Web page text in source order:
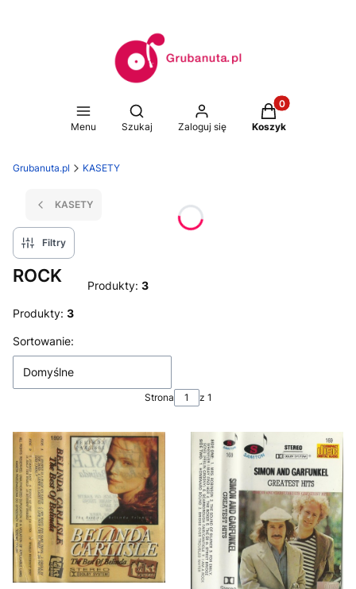
Menu
Otwórz wyszukiwarkę
Szukaj Zaloguj się
Produkty w
Koszyk
Grubanuta.pl KASETY
KASETY
Filtry
ROCK Produkty: 3
Produkty: 3
Lista produktów
Sortowanie:
Domyślne
Strona z 1